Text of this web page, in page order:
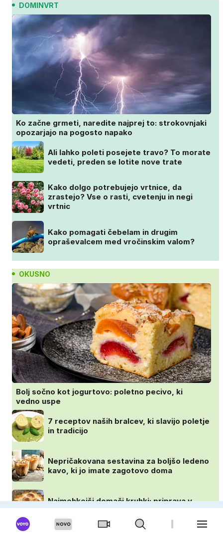
DOMINVRT
Ko začne grmeti, naredite najprej to: strokovnjaki
opozarjajo na pogosto napako
Ali lahko poleti posejete travo? To morate
vedeti, preden se lotite nove trate
Kako dolgo potrebujejo vrtnice, da
zrastejo? Vse o rasti, cvetenju in negi
vrtnic
Kako pomagati čebelam in drugim
opraševalcem med vročinskim valom?
OKUSNO
Bolj sočno kot jogurtovo: poletno pecivo, ki
vedno uspe
7 receptov naših bralcev, ki slavijo poletje
in tradicijo
Nepričakovana sestavina za boljšo ledeno
kavo, ki jo imate zagotovo doma
Najmehkejši domači kruhki: priprava v
ponvi je trik za popoln rezultat